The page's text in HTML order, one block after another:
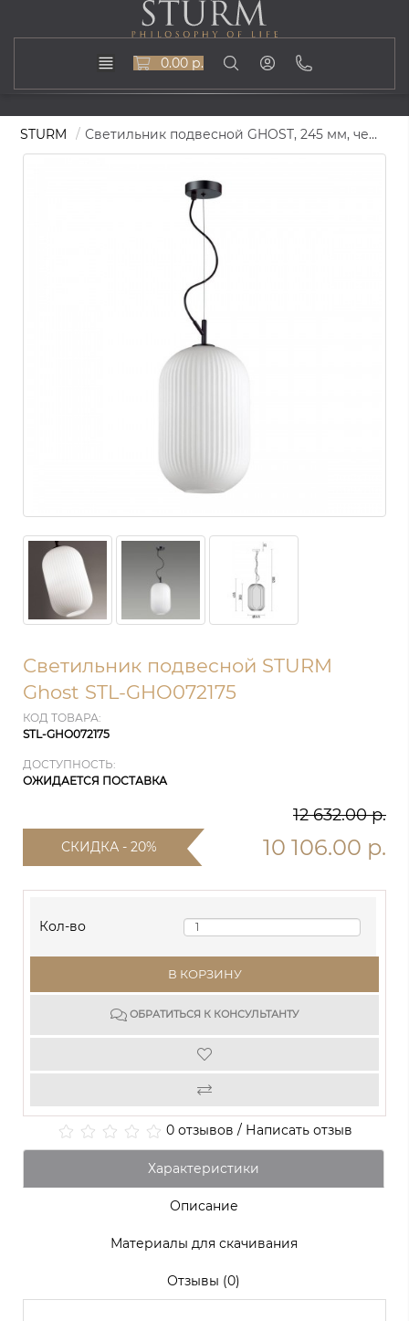
0.00 р.
STURM Светильник подвесной GHOST, 245 мм, черный/белый, STL-GHO072175
Светильник подвесной STURM
Ghost STL-GHO072175
КОД ТОВАРА:
STL-GHO072175
ДОСТУПНОСТЬ:
ОЖИДАЕТСЯ ПОСТАВКА
12 632.00 р.
СКИДКА - 20% 10 106.00 р.
Кол-во
В КОРЗИНУ
ОБРАТИТЬСЯ К КОНСУЛЬТАНТУ
0 отзывов / Написать отзыв
Характеристики
Описание
Материалы для скачивания
Отзывы (0)